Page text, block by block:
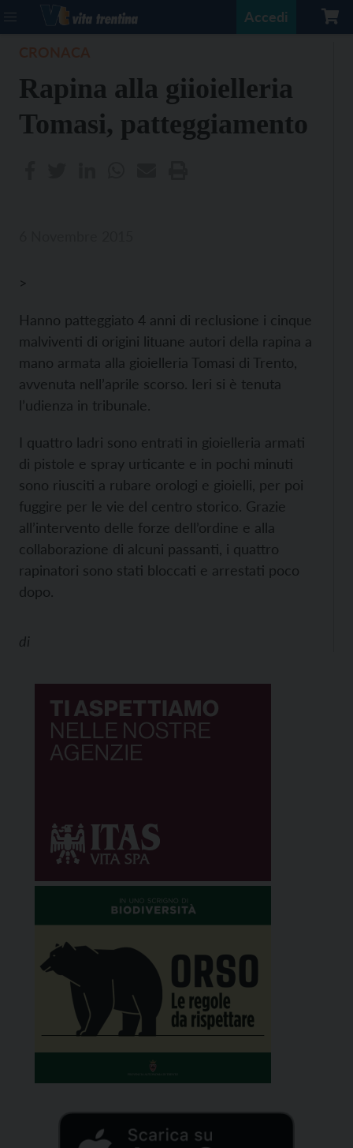
Accedi
Rapina alla giioielleria
Tomasi, patteggiamento
>
Hanno patteggiato 4 anni di reclusione i cinque
malviventi di origini lituane autori della rapina a
mano armata alla gioielleria Tomasi di Trento,
avvenuta nell’aprile scorso. Ieri si è tenuta
l’udienza in tribunale.
I quattro ladri sono entrati in gioielleria armati
di pistole e spray urticante e in pochi minuti
sono riusciti a rubare orologi e gioielli, per poi
fuggire per le vie del centro storico. Grazie
all’intervento delle forze dell’ordine e alla
collaborazione di alcuni passanti, i quattro
rapinatori sono stati bloccati e arrestati poco
dopo.
di